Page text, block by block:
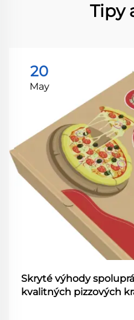
Tipy
20
May
Skryté výhody
kvalitných pizzových